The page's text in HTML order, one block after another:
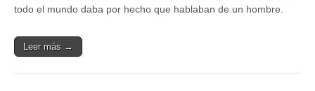
todo el mundo daba por hecho que hablaban de un hombre.
Leer más →